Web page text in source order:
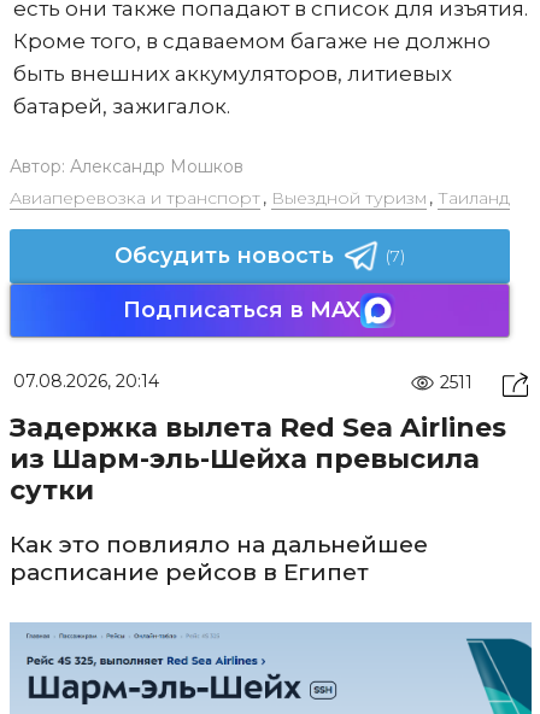
есть они также попадают в список для изъятия.
Кроме того, в сдаваемом багаже не должно
быть внешних аккумуляторов, литиевых
батарей, зажигалок.
Автор: Александр Мошков
Авиаперевозка и транспорт, Выездной туризм , Таиланд
Обсудить новость (7)
Подписаться в MAX
07.08.2026, 20:14 2511
Задержка вылета Red Sea Airlines
из Шарм-эль-Шейха превысила
сутки
Как это повлияло на дальнейшее
расписание рейсов в Египет